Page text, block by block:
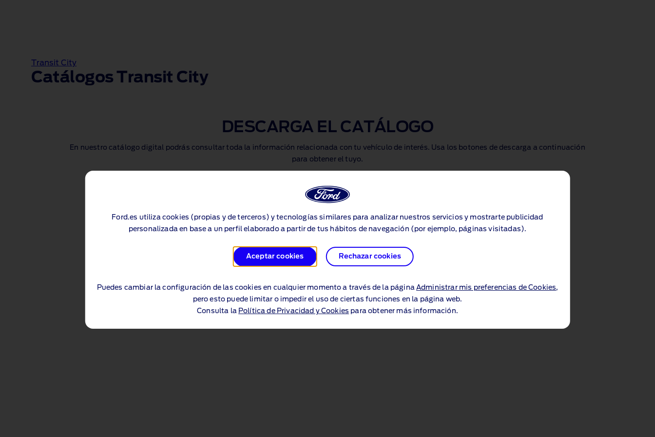
Ford.es utiliza cookies (propias y de terceros) y tecnologías similares para analizar nuestros servicios y mostrarte publicidad
personalizada en base a un perfil elaborado a partir de tus hábitos de navegación (por ejemplo, páginas visitadas).
Aceptar cookies Rechazar cookies
Puedes cambiar la configuración de las cookies en cualquier momento a través de la página Administrar mis preferencias de Cookies,
pero esto puede limitar o impedir el uso de ciertas funciones en la página web.
Consulta la Política de Privacidad y Cookies para obtener más información.
Transit City
Catálogos Transit City
DESCARGA EL CATÁLOGO
En nuestro catálogo digital podrás consultar toda la información relacionada con tu vehículo de interés. Usa los botones de descarga a continuación
para obtener el tuyo.
Especificaciones técnicas
(PDF 7.2MB)
Descubre más